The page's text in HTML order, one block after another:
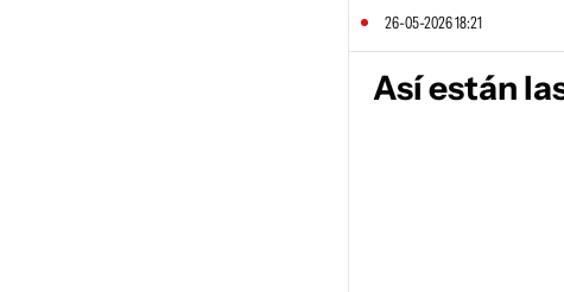
26-05-2026 18:21
Así están